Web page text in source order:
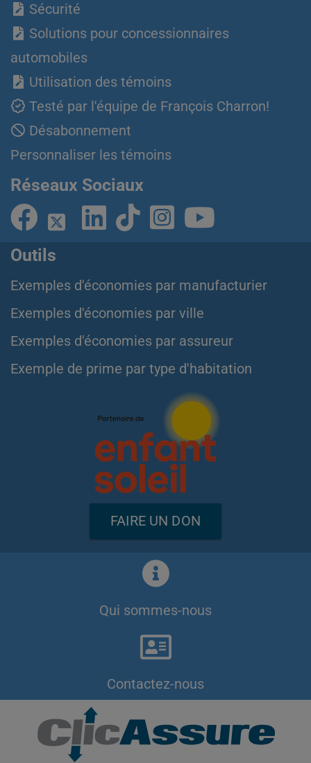
Sécurité
Solutions pour concessionnaires
automobiles
Utilisation des témoins
Testé par l'équipe de François Charron!
Désabonnement
Personnaliser les témoins
Réseaux Sociaux
Outils
Exemples d'économies par manufacturier
Exemples d'économies par ville
Exemples d'économies par assureur
Exemple de prime par type d'habitation
FAIRE UN DON
Qui sommes-nous
Contactez-nous